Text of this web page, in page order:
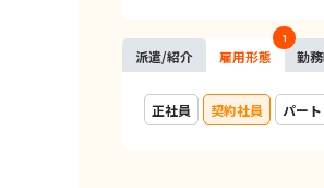
派遣/紹介 雇用形態
1
勤務
正社員 契約社員 パー